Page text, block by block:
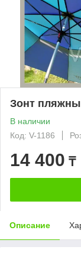
Зонт
В наличии
Код: V-1186
14 400 ₸
Описание